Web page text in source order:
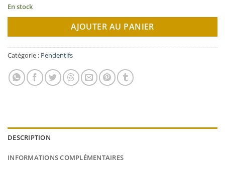
En stock
AJOUTER AU PANIER
Catégorie : Pendentifs
DESCRIPTION
INFORMATIONS COMPLÉMENTAIRES